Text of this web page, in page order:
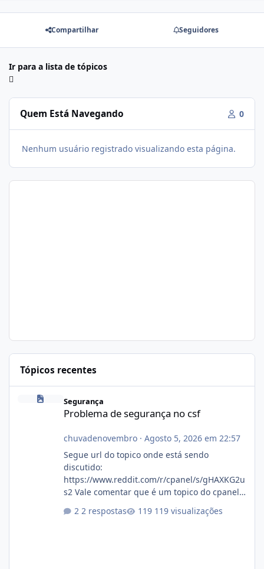
Compartilhar Seguidores
Ir para a lista de tópicos
Quem Está Navegando 0
Nenhum usuário registrado visualizando esta página.
Tópicos recentes
Problema de segurança no csf
Segurança
Problema de segurança no csf
chuvadenovembro· Agosto 5, 2026 em 22:57
Segue url do topico onde está sendo
discutido:
https://www.reddit.com/r/cpanel/s/gHAXKG2u
s2 Vale comentar que é um topico do cpanel...
2 respostas 119 visualizações